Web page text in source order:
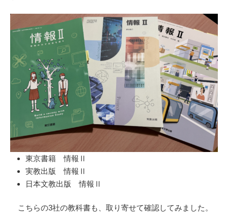
東京書籍 情報Ⅱ
実教出版 情報Ⅱ
日本文教出版 情報Ⅱ
こちらの3社の教科書も、取り寄せて確認してみました。